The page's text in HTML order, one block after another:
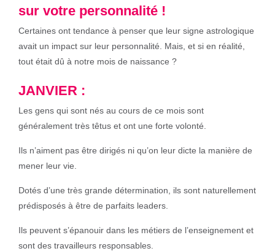
sur votre personnalité !
Certaines ont tendance à penser que leur signe astrologique
avait un impact sur leur personnalité. Mais, et si en réalité,
tout était dû à notre mois de naissance ?
JANVIER :
Les gens qui sont nés au cours de ce mois sont
généralement très têtus et ont une forte volonté.
Ils n’aiment pas être dirigés ni qu’on leur dicte la manière de
mener leur vie.
Dotés d’une très grande détermination, ils sont naturellement
prédisposés à être de parfaits leaders.
Ils peuvent s’épanouir dans les métiers de l’enseignement et
sont des travailleurs responsables.